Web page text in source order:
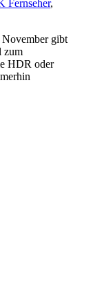
Fernseher,
gibt
zum
HDR oder